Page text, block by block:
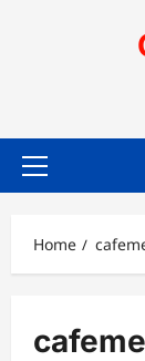
Primary
Home